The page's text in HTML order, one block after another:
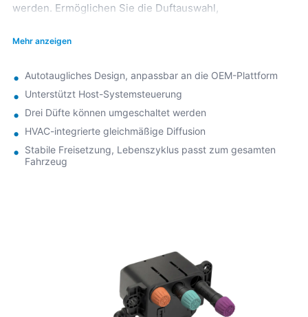
werden. Ermöglichen Sie die Duftauswahl,
Erfüllen Sie die Anforderungen an die
Betrieb.
Mehr anzeigen
Autotaugliches Design, anpassbar an die OEM-Plattform
Unterstützt Host-Systemsteuerung
Drei Düfte können umgeschaltet werden
HVAC-integrierte gleichmäßige Diffusion
Stabile Freisetzung, Lebenszyklus passt zum gesamten
Fahrzeug